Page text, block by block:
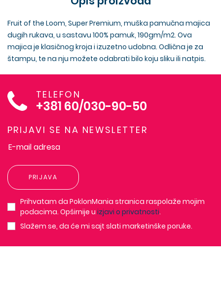
Fruit of the Loom, Super Premium, muška pamučna majica
dugih rukava, u sastavu 100% pamuk, 190gm/m2. Ova
majica je klasičnog kroja i izuzetno udobna. Odlična je za
štampu, te na nju možete odabrati bilo koju sliku ili natpis.
TELEFON
+381 60/030-90-50
PRIJAVI SE NA NEWSLETTER
PRIJAVA
Prihvatam da PoklonMania stranica raspolaže mojim
podacima. Opširnije u izjavi o privatnosti.
Slažem se, da će mi sajt slati marketinške poruke.